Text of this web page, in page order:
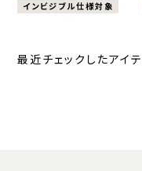
インビジブル仕様対象
最近チェックしたアイ